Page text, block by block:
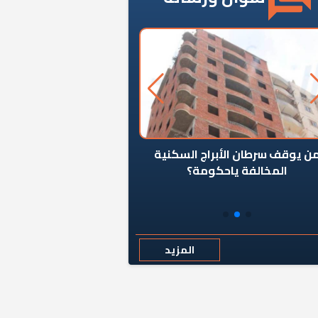
يوقف سرطان الأبراج السكنية
المخالفة ياحكومة؟
المزيد